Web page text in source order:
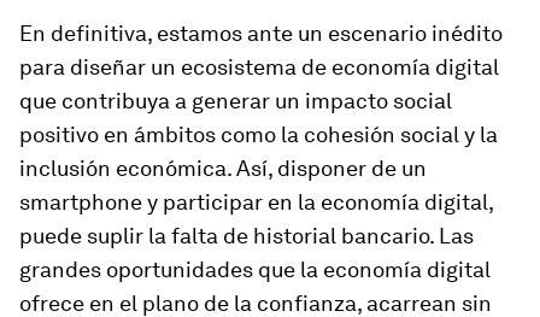
En definitiva, estamos ante un escenario inédito
para diseñar un ecosistema de economía digital
que contribuya a generar un impacto social
positivo en ámbitos como la cohesión social y la
inclusión económica. Así, disponer de un
smartphone y participar en la economía digital,
puede suplir la falta de historial bancario. Las
grandes oportunidades que la economía digital
ofrece en el plano de la confianza, acarrean sin